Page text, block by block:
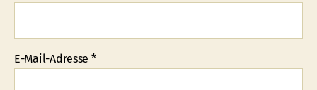
E-Mail-Adresse *